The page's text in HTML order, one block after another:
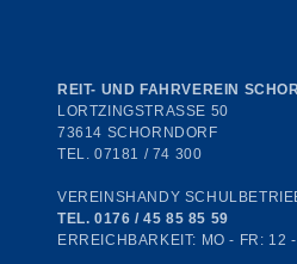
REIT- UND FAHRVEREIN
LORTZINGSTRASSE 50
73614 SCHORNDORF
TEL. 07181 / 74 300
VEREINSHANDY
TEL. 0176 / 45 85 85 59
ERREICHBARKEIT: MO - FR: 12 -